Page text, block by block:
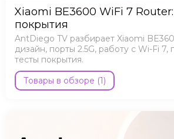
Xiaomi BE3600 WiFi 7
покрытия
AntDiego TV разбирает Xiaomi
дизайн, порты 2.5G, работу с Wi-Fi
тесты покрытия.
Товары в обзоре (1)